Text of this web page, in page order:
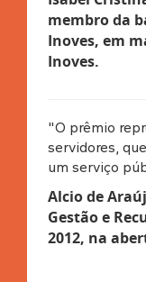
membro da
Inoves, em
Inoves.
"O prêmio
servidores,
um serviço
Alcio de
Gestão e
2012, na